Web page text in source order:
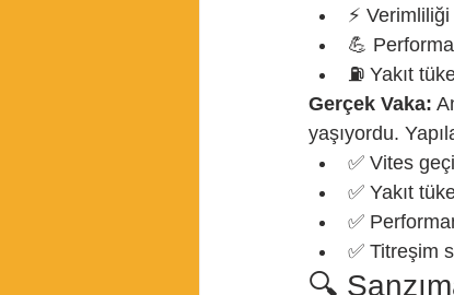
⚡
💪
⛽ Yakıt
Gerçek Vaka:
yaşıyordu.
✅ Vites
✅ Yakıt
✅
✅ Titreşim
🔍